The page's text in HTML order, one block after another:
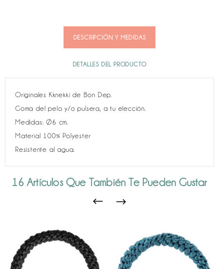
DESCRIPCIÓN Y MEDIDAS
DETALLES DEL PRODUCTO
Originales Kknekki de Bon Dep.
Goma del pelo y/o pulsera, a tu elección.
Medidas: Ø6 cm.
Material 100% Polyester
Resistente al agua.
16 Artículos Que También Te Pueden Gustar